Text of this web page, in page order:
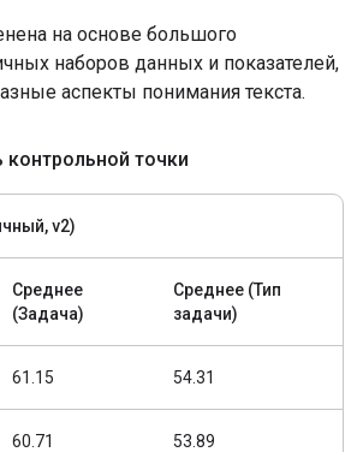
на основе большого
наборов данных и показателей,
аспекты понимания текста.
контрольной точки
v2)
Среднее
(Задача)
Среднее (Тип
задачи)
61.15 54.31
60.71 53.89